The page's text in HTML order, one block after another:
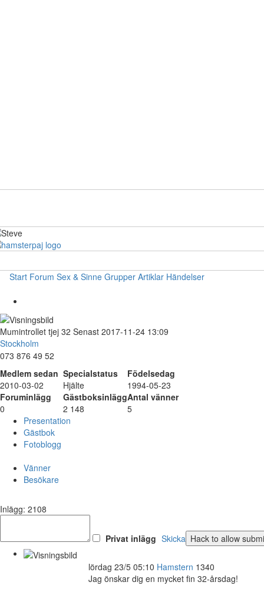
Start Forum Sex & Sinne Grupper Artiklar Händelser
Mumintrollet tjej 32 Senast 2017-11-24 13:09
Stockholm
073 876 49 52
Medlem sedan Specialstatus
Födelsedag
2010-03-02
Hjälte
1994-05-23
Foruminlägg
GästboksinläggAntal vänner
0
2 148
5
Presentation
Gästbok
Fotoblogg
Vänner
Besökare
Inlägg: 2108
Privat inlägg Skicka
lördag 23/5 05:10 Hamstern 1340
Jag önskar dig en mycket fin 32-årsdag!